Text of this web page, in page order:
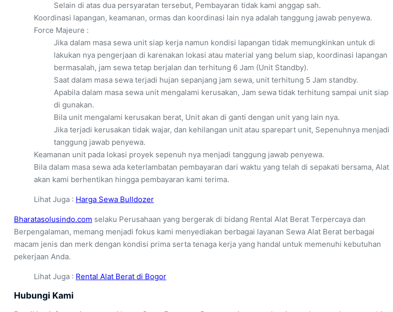
Selain di atas dua persyaratan tersebut, Pembayaran tidak kami anggap sah.
Koordinasi lapangan, keamanan, ormas dan koordinasi lain nya adalah tanggung jawab penyewa.
Force Majeure :
Jika dalam masa sewa unit siap kerja namun kondisi lapangan tidak memungkinkan untuk di
lakukan nya pengerjaan di karenakan lokasi atau material yang belum siap, koordinasi lapangan
bermasalah, jam sewa tetap berjalan dan terhitung 6 Jam (Unit Standby).
Saat dalam masa sewa terjadi hujan sepanjang jam sewa, unit terhitung 5 Jam standby.
Apabila dalam masa sewa unit mengalami kerusakan, Jam sewa tidak terhitung sampai unit siap
di gunakan.
Bila unit mengalami kerusakan berat, Unit akan di ganti dengan unit yang lain nya.
Jika terjadi kerusakan tidak wajar, dan kehilangan unit atau sparepart unit, Sepenuhnya menjadi
tanggung jawab penyewa.
Keamanan unit pada lokasi proyek sepenuh nya menjadi tanggung jawab penyewa.
Bila dalam masa sewa ada keterlambatan pembayaran dari waktu yang telah di sepakati bersama, Alat
akan kami berhentikan hingga pembayaran kami terima.
Lihat Juga : Harga Sewa Bulldozer
Bharatasolusindo.com selaku Perusahaan yang bergerak di bidang Rental Alat Berat Terpercaya dan
Berpengalaman, memang menjadi fokus kami menyediakan berbagai layanan Sewa Alat Berat berbagai
macam jenis dan merk dengan kondisi prima serta tenaga kerja yang handal untuk memenuhi kebutuhan
pekerjaan Anda.
Lihat Juga : Rental Alat Berat di Bogor
Hubungi Kami